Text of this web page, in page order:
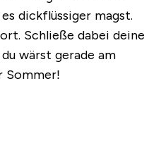
dickflüssiger magst.
Schließe dabei deine
wärst gerade am
Sommer!